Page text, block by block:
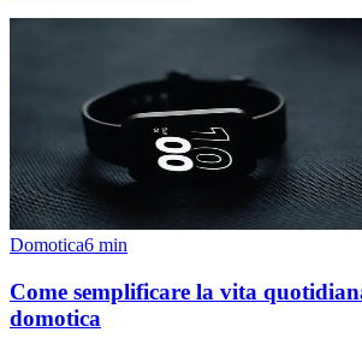
Domotica6 min
Come semplificare la vita
domotica